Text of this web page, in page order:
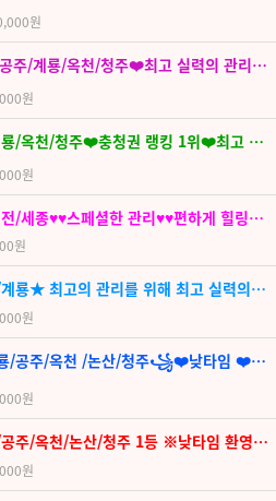
원
홈타이 [24시영업중] 대전/세종/공주/계룡/옥천/청주❤️최고 실력의 관리사❤️오늘하루의 힐링을 맡겨보세요!!
원
홈타이 [스윗] 대전/세종/공주/계룡/옥천/청주❤️충청권 랭킹 1위❤️최고 실력의 관리사
원
홈타이 [소울] 청주/오창/오송/대전/세종♥♥스페셜한 관리♥♥편하게 힐링하세요^^
원
홈케어 [뷰티풀] 대전/세종/공주/계룡★ 최고의 관리를 위해 최고 실력의 관리사님들만 모셨습니다
원
홈타이 [두근두근] 대전/세종/계룡/공주/옥천 /논산/청주꧁❤️낮타임 ❤️친절한 관리사❤️꧂▂█재방문1위█▂NEW OPEN▂
원
홈타이 [라인업] 대전/세종/계룡/공주/옥천/논산/청주 1등 ※낮타임 환영※▂▅▇█ 최고의 관리 █▇▅▂❤▂NEW OPEN▂ ❤
원